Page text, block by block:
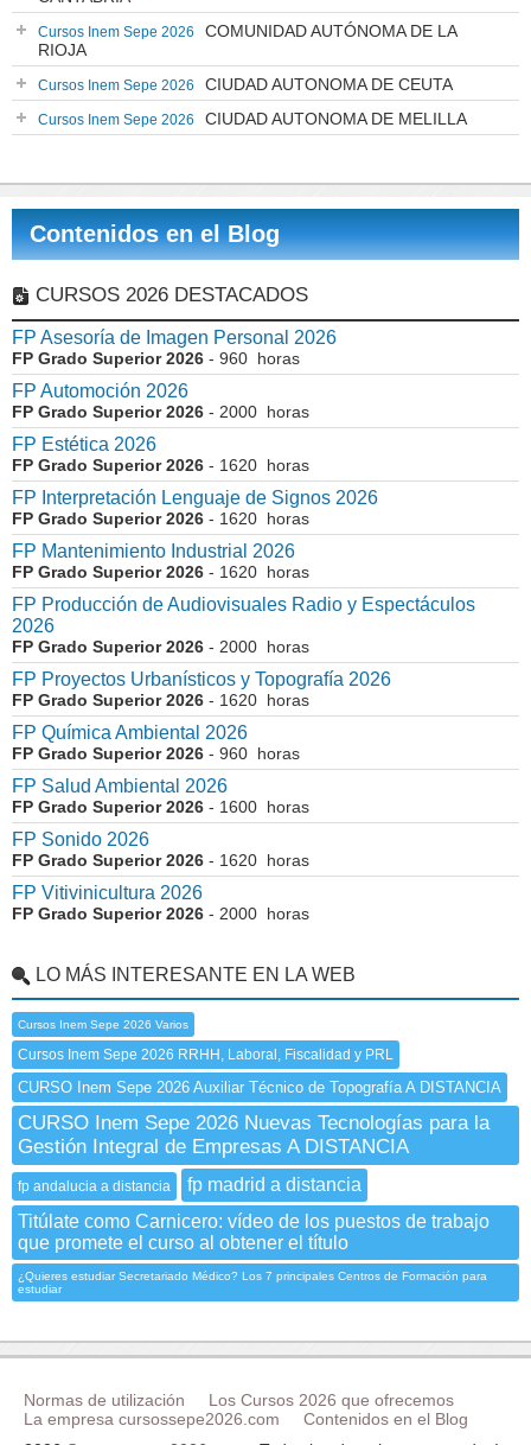
Cursos Inem Sepe 2026
COMUNIDAD AUTÓNOMA DE LA
RIOJA
Cursos Inem Sepe 2026 CIUDAD AUTONOMA DE CEUTA
Cursos Inem Sepe 2026 CIUDAD AUTONOMA DE MELILLA
Contenidos en el Blog
CURSOS 2026 DESTACADOS
FP Asesoría de Imagen Personal 2026
FP Grado Superior 2026 - 960 horas
FP Automoción 2026
FP Grado Superior 2026 - 2000 horas
FP Estética 2026
FP Grado Superior 2026 - 1620 horas
FP Interpretación Lenguaje de Signos 2026
FP Grado Superior 2026 - 1620 horas
FP Mantenimiento Industrial 2026
FP Grado Superior 2026 - 1620 horas
FP Producción de Audiovisuales Radio y Espectáculos
2026
FP Grado Superior 2026 - 2000 horas
FP Proyectos Urbanísticos y Topografía 2026
FP Grado Superior 2026 - 1620 horas
FP Química Ambiental 2026
FP Grado Superior 2026 - 960 horas
FP Salud Ambiental 2026
FP Grado Superior 2026 - 1600 horas
FP Sonido 2026
FP Grado Superior 2026 - 1620 horas
FP Vitivinicultura 2026
FP Grado Superior 2026 - 2000 horas
LO MÁS INTERESANTE EN LA WEB
Cursos Inem Sepe 2026 Varios
Cursos Inem Sepe 2026 RRHH, Laboral, Fiscalidad y PRL
CURSO Inem Sepe 2026 Auxiliar Técnico de Topografía A DISTANCIA
CURSO Inem Sepe 2026 Nuevas Tecnologías para la
Gestión Integral de Empresas A DISTANCIA
fp andalucia a distancia
fp madrid a distancia
Titúlate como Carnicero: vídeo de los puestos de trabajo
que promete el curso al obtener el título
¿Quieres estudiar Secretariado Médico? Los 7 principales Centros de Formación para
estudiar
Normas de utilización
Los Cursos 2026 que ofrecemos
La empresa cursossepe2026.com
Contenidos en el Blog